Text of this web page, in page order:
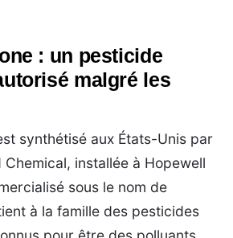
: un pesticide
malgré les
synthétisé aux États-Unis par
Chemical, installée à Hopewell
sous le nom de
à la famille des pesticides